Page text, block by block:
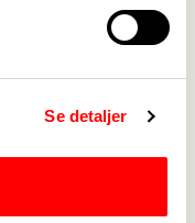
Se detaljer